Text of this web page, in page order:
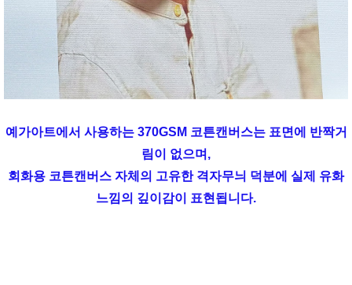
예가아트에서 사용하는 370GSM 코튼캔버스는 표면에 반짝거
림이 없으며,
회화용 코튼캔버스 자체의 고유한 격자무늬 덕분에 실제 유화
느낌의 깊이감이 표현됩니다.